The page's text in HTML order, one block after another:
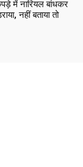
में नारियल बांधकर
नहीं बताया तो